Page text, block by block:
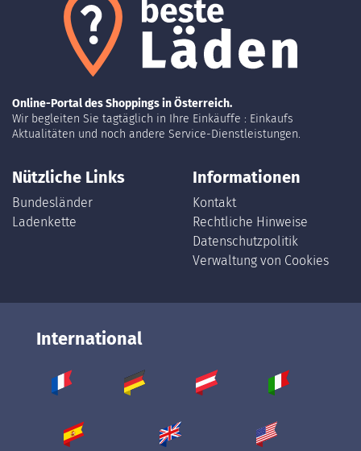
Online-Portal des Shoppings in Österreich.
Wir begleiten Sie tagtäglich in Ihre Einkäuffe : Einkaufs
Aktualitäten und noch andere Service-Dienstleistungen.
Nützliche Links
Bundesländer
Ladenkette
Informationen
Kontakt
Rechtliche Hinweise
Datenschutzpolitik
Verwaltung von Cookies
International